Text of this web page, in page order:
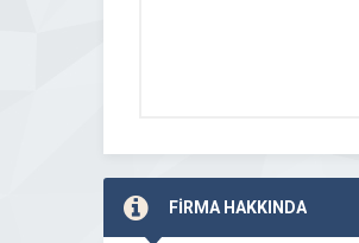
FİRMA HAKKINDA